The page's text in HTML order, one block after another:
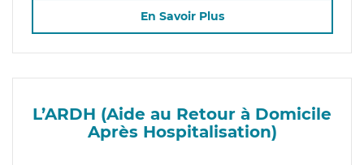
En Savoir Plus
L’ARDH (Aide au Retour à Domicile
Après Hospitalisation)